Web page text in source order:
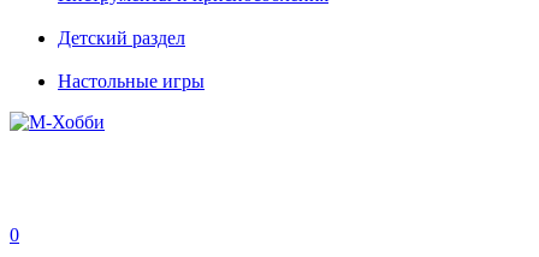
Детский раздел
Настольные игры
0